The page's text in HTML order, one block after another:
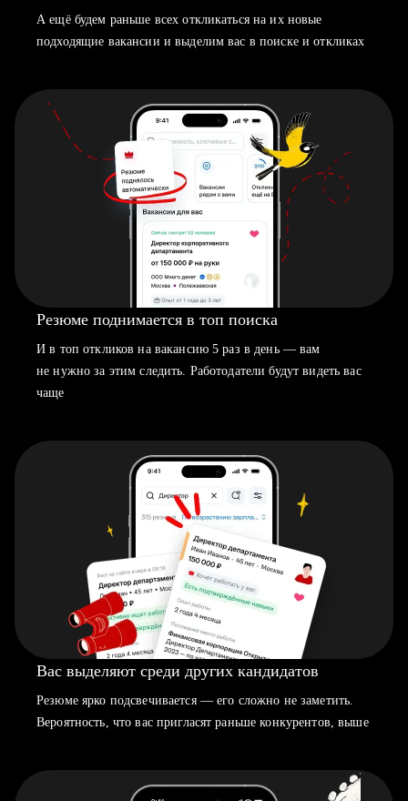
А ещё будем раньше всех откликаться на их новые
подходящие вакансии и выделим вас в поиске и откликах
Резюме поднимается в топ поиска
И в топ откликов на вакансию 5 раз в день — вам
не нужно за этим следить. Работодатели будут видеть вас
чаще
Вас выделяют среди других кандидатов
Резюме ярко подсвечивается — его сложно не заметить.
Вероятность, что вас пригласят раньше конкурентов, выше